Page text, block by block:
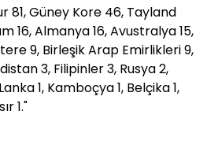
81, Güney Kore 46, Tayland
16, Almanya 16, Avustralya 15,
9, Birleşik Arap Emirlikleri 9,
3, Filipinler 3, Rusya 2,
1, Kamboçya 1, Belçika 1,
1."